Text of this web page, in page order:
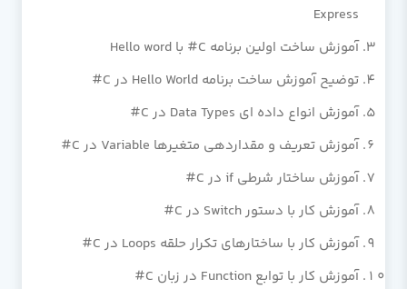
Express
آموزش ساخت اولین برنامه C# با Hello word
توضیح آموزش ساخت برنامه Hello World در C#
آموزش انواع داده ای Data Types در C#
آموزش تعریف و مقداردهی متغیرها Variable در C#
آموزش ساختار شرطی if در C#
آموزش کار با دستور Switch در C#
آموزش کار با ساختارهای تکرار حلقه Loops در C#
آموزش کار با توابع Function در زبان C#